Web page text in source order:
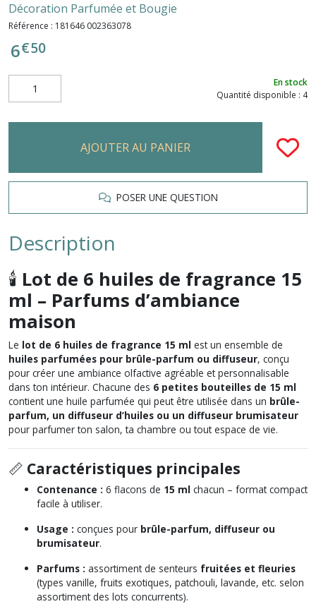
Décoration Parfumée et Bougie
Référence : 181646 002363078
6€50
En stock
Quantité disponible : 4
AJOUTER AU PANIER
POSER UNE QUESTION
Description
🕯️ Lot de 6 huiles de fragrance 15
ml – Parfums d’ambiance
maison
Le lot de 6 huiles de fragrance 15 ml est un ensemble de
huiles parfumées pour brûle-parfum ou diffuseur, conçu
pour créer une ambiance olfactive agréable et personnalisable
dans ton intérieur. Chacune des 6 petites bouteilles de 15 ml
contient une huile parfumée qui peut être utilisée dans un brûle-
parfum, un diffuseur d’huiles ou un diffuseur brumisateur
pour parfumer ton salon, ta chambre ou tout espace de vie.
📏 Caractéristiques principales
Contenance : 6 flacons de 15 ml chacun – format compact
facile à utiliser.
Usage : conçues pour brûle-parfum, diffuseur ou
brumisateur.
Parfums : assortiment de senteurs fruitées et fleuries
(types vanille, fruits exotiques, patchouli, lavande, etc. selon
assortiment des lots concurrents).